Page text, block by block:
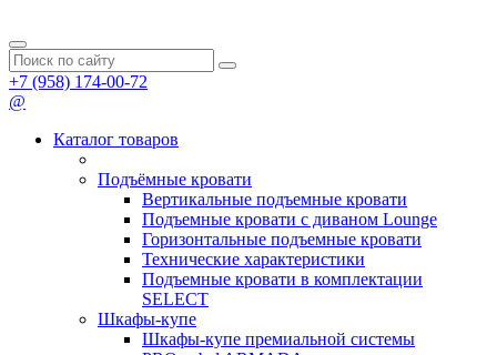
+7 (958) 174-00-72
@
Каталог товаров
Подъёмные кровати
Вертикальные подъемные кровати
Подъемные кровати с диваном Lounge
Горизонтальные подъемные кровати
Технические характеристики
Подъемные кровати в комплектации
SELECT
Шкафы-купе
Шкафы-купе премиальной системы